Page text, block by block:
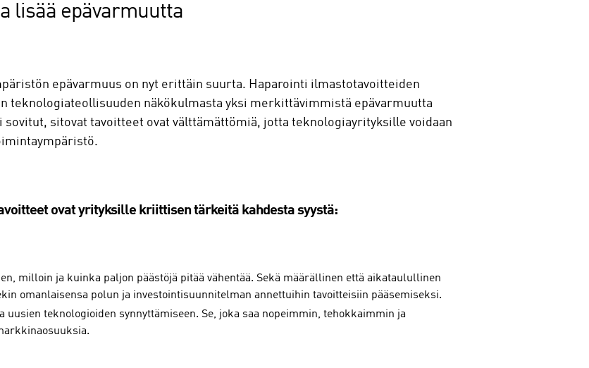
lisää epävarmuutta
epävarmuus on nyt erittäin suurta. Haparointi ilmastotavoitteiden
teknologiateollisuuden näkökulmasta yksi merkittävimmistä epävarmuutta
sitovat tavoitteet ovat välttämättömiä, jotta teknologiayrityksille voidaan
ovat yrityksille kriittisen tärkeitä kahdesta syystä:
milloin ja kuinka paljon päästöjä pitää vähentää. Sekä määrällinen että aikataulullinen
omanlaisensa polun ja investointisuunnitelman annettuihin tavoitteisiin pääsemiseksi.
uusien teknologioiden synnyttämiseen. Se, joka saa nopeimmin, tehokkaimmin ja